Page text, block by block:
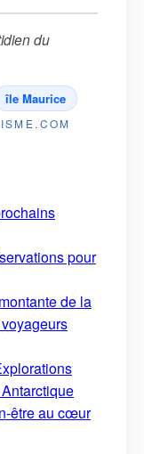
du
île Maurice
pour
de la
être au cœur